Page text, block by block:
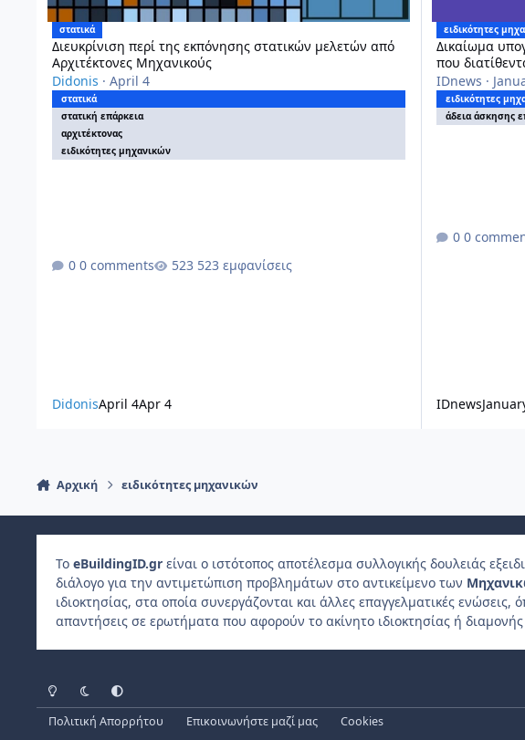
στατικά
Διευκρίνιση περί της εκπόνησης στατικών μελετών από
Αρχιτέκτονες Μηχανικούς
Didonis · April 4
στατικά
στατική επάρκεια
αρχιτέκτονας
ειδικότητες μηχανικών
0 comments 523 εμφανίσεις
DidonisApril 4Apr 4
ειδικότητες
Δικαίωμα
που
IDnews ·
ειδικότητες
άδεια άσκησης
0
IDnews
Αρχική ειδικότητες μηχανικών
Το eBuildingID.gr είναι ο ιστότοπος αποτέλεσμα συλλογικής δουλειάς
διάλογο για την αντιμετώπιση προβλημάτων στο αντικείμενο των
ιδιοκτησίας, στα οποία συνεργάζονται και άλλες επαγγελματικές ενώσεις,
απαντήσεις σε ερωτήματα που αφορούν το ακίνητο ιδιοκτησίας ή
Light ModeDark ModeSystem Preference
Πολιτική Απορρήτου Επικοινωνήστε μαζί μας Cookies